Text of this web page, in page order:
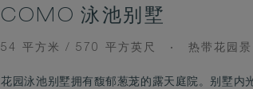
COMO 泳池别墅
ROOM
54 平方米 / 570 平方英尺 VIEW
热带花园
花园泳池别墅拥有馥郁葱茏的露天庭院。别墅内